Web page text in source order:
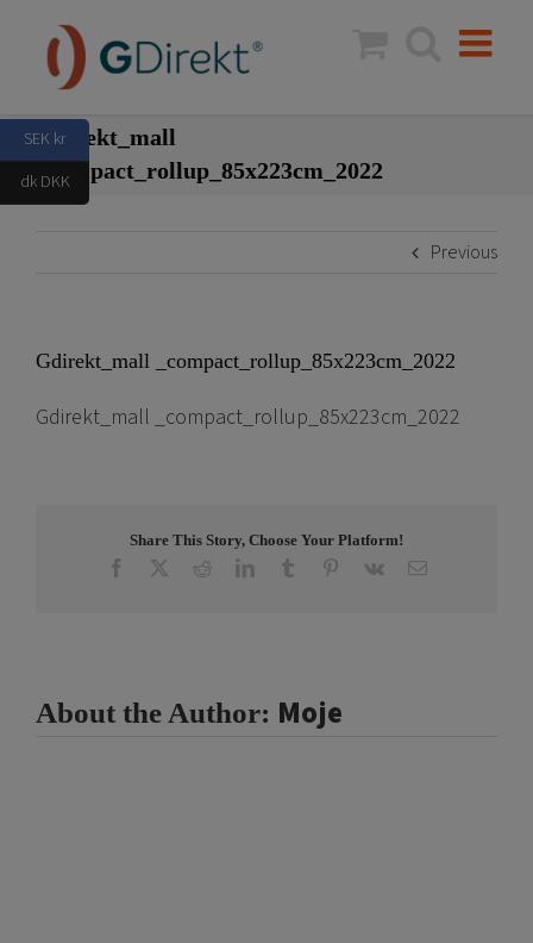
content
Gdirekt_mall
_compact_rollup_85x223cm_2022
Previous
Gdirekt_mall _compact_rollup_85x223cm_2022
Gdirekt_mall _compact_rollup_85x223cm_2022
Share This Story, Choose Your Platform!
Facebook RedditLinkedInTumblr Pinterest
Vk Email
About the Author: Moje
SEK kr
dk DKK